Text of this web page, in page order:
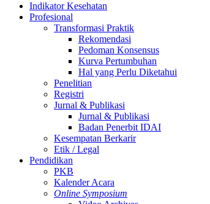
Indikator Kesehatan
Profesional
Transformasi Praktik
Rekomendasi
Pedoman Konsensus
Kurva Pertumbuhan
Hal yang Perlu Diketahui
Penelitian
Registri
Jurnal & Publikasi
Jurnal & Publikasi
Badan Penerbit IDAI
Kesempatan Berkarir
Etik / Legal
Pendidikan
PKB
Kalender Acara
Online Symposium